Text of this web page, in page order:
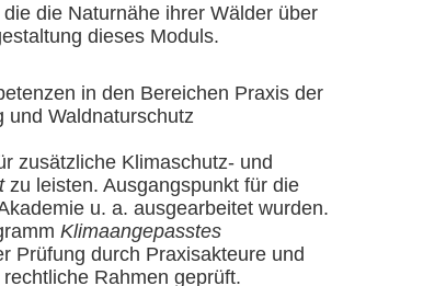
die Naturnähe ihrer Wälder über
dieses Moduls.
in den Bereichen Praxis der
und Waldnaturschutz
zusätzliche Klimaschutz- und
zu leisten. Ausgangspunkt für die
u. a. ausgearbeitet wurden.
Klimaangepasstes
Prüfung durch Praxisakteure und
Rahmen geprüft.